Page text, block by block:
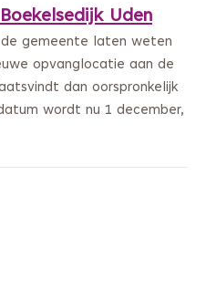
Uden
gemeente laten weten
opvanglocatie aan de
dan oorspronkelijk
wordt nu 1 december,